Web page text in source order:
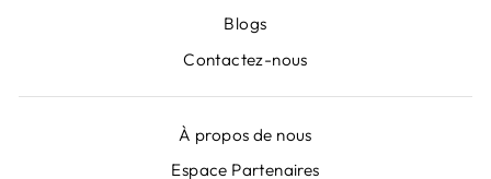
Blogs
Contactez-nous
À propos de nous
Espace Partenaires